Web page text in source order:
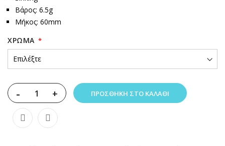
Βάρος: 6.5g
Μήκος: 60mm
XΡΏΜΑ
- + ΠΡΟΣΘΉΚΗ ΣΤΟ ΚΑΛΆΘΙ